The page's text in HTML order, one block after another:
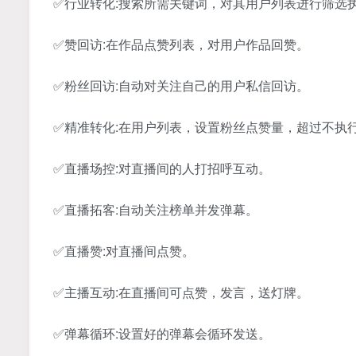
✅赞回访:在作品点赞列表，对用户作品回赞。
✅粉丝回访:自动对关注自己的用户私信回访。
✅精准转化:在用户列表，设置粉丝点赞量，超过不执行
✅直播场控:对直播间的人打招呼互动。
✅直播拓客:自动关注榜单并发弹幕。
✅直播赞:对直播间点赞。
✅主播互动:在直播间可点赞，发言，送灯牌。
✅弹幕循环:设置好的弹幕会循环发送。